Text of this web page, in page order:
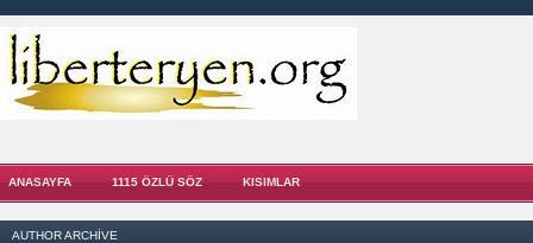
ANASAYFA 1115 ÖZLÜ SÖZ KISIMLAR
AUTHOR ARCHIVE